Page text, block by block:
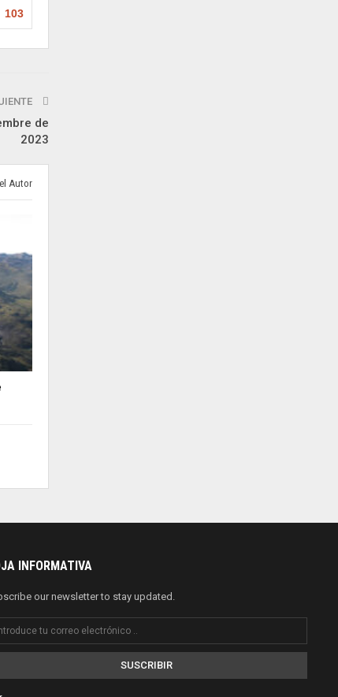
103
de
2023
Autor
INFORMATIVA
our newsletter to stay updated.
SUSCRIBIR